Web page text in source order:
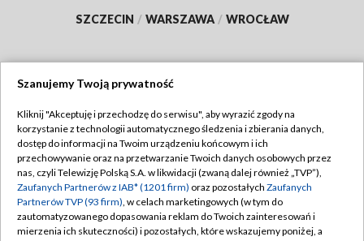
SZCZECIN / WARSZAWA / WROCŁAW
TVP
Abonament TVP
Emisja w TVP
Centrum informacji TVP
Naziemna Telewizja Cyfrowa
Regulamin TVP
Polityka prywatności
Moje zgody
Szanujemy Twoją prywatność
Kliknij "Akceptuję i przechodzę do serwisu", aby wyrazić zgody na
korzystanie z technologii automatycznego śledzenia i zbierania danych,
dostęp do informacji na Twoim urządzeniu końcowym i ich
przechowywanie oraz na przetwarzanie Twoich danych osobowych przez
nas, czyli Telewizję Polską S.A. w likwidacji (zwaną dalej również „TVP”),
Zaufanych Partnerów z IAB* (1201 firm) oraz pozostałych Zaufanych
Partnerów TVP (93 firm), w celach marketingowych (w tym do
zautomatyzowanego dopasowania reklam do Twoich zainteresowań i
mierzenia ich skuteczności) i pozostałych, które wskazujemy poniżej, a